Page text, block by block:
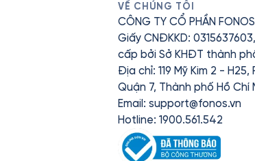
VỀ CHÚNG TÔI
CÔNG TY CỔ PHẦN FONOS
Giấy CNĐKKD:
cấp bởi Sở KHĐT thành
Địa chỉ: 119 Mỹ Kim 2 -
Quận 7, Thành phố Hồ Chí
Email: support@fonos.vn
Hotline: 1900.561.542